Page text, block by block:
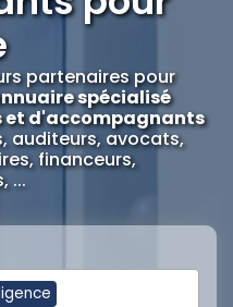
partenaires pour
spécialisé
et d'accompagnants
auditeurs, avocats,
financeurs,
...